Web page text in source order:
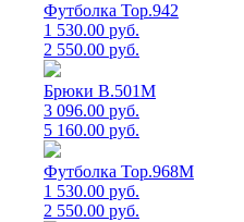
Футболка Top.942
1 530.00 руб.
2 550.00 руб.
Брюки B.501M
3 096.00 руб.
5 160.00 руб.
Футболка Top.968M
1 530.00 руб.
2 550.00 руб.